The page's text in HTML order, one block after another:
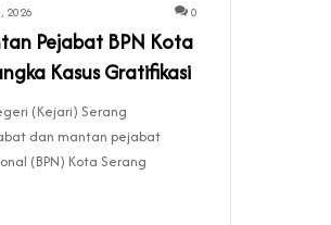
2026 0
Pejabat BPN Kota
Kasus Gratifikasi
(Kejari) Serang
dan mantan pejabat
(BPN) Kota Serang